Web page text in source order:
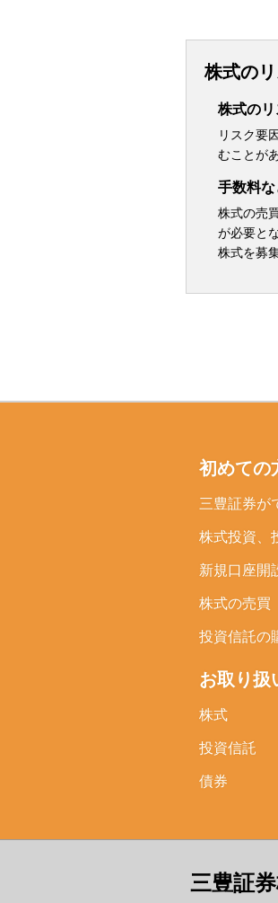
株式の
株式のリ
リスク要
むことが
手数料
株式の売
が必要と
株式を募
初めての
三豊証券が
株式投資、
新規口座開
株式の売買
投資信託の
お取り扱
株式
投資信託
債券
三豊証